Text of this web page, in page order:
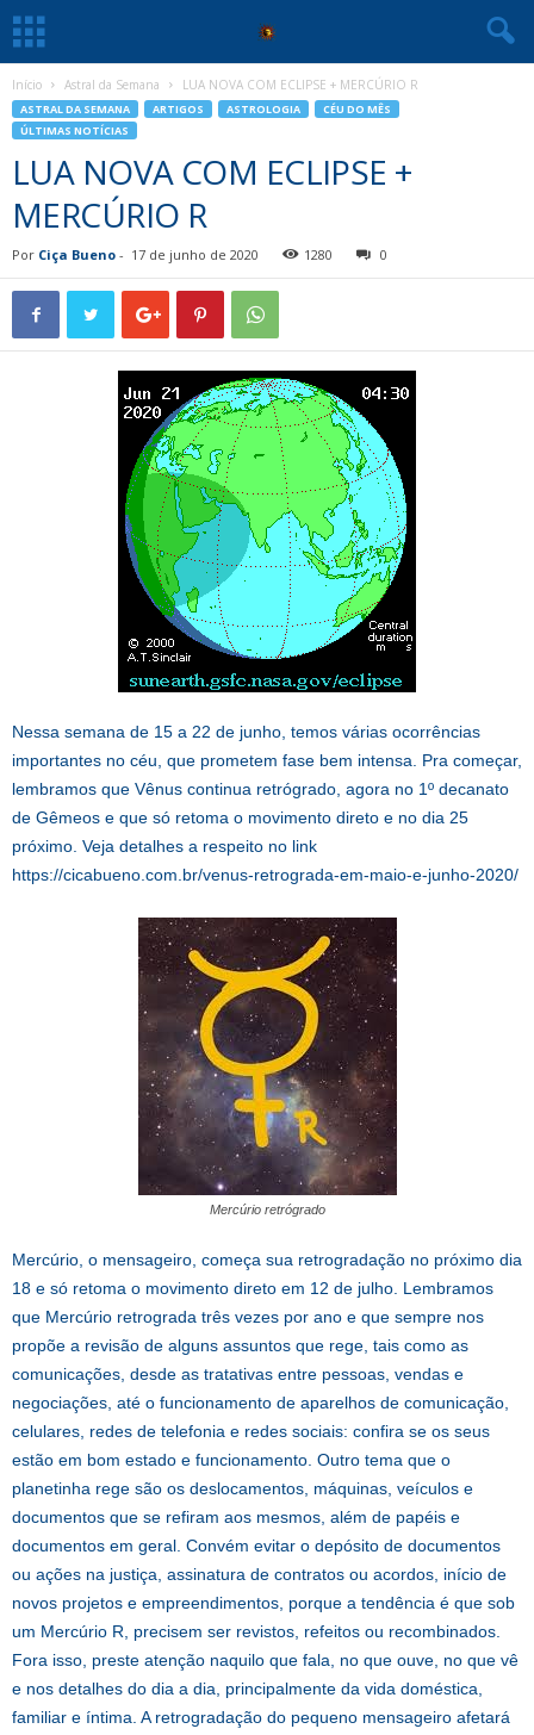
Início Astral da Semana LUA NOVA COM ECLIPSE + MERCÚRIO R
ASTRAL DA SEMANA ARTIGOS ASTROLOGIA
CÉU DO MÊS
ÚLTIMAS NOTÍCIAS
LUA NOVA COM ECLIPSE +
MERCÚRIO R
Por Ciça Bueno - 17 de junho de 2020 1280 0
Nessa semana de 15 a 22 de junho, temos várias ocorrências
importantes no céu, que prometem fase bem intensa. Pra começar,
lembramos que Vênus continua retrógrado, agora no 1º decanato
de Gêmeos e que só retoma o movimento direto e no dia 25
próximo. Veja detalhes a respeito no link
https://cicabueno.com.br/venus-retrograda-em-maio-e-junho-2020/
Mercúrio retrógrado
Mercúrio, o mensageiro, começa sua retrogradação no próximo dia
18 e só retoma o movimento direto em 12 de julho. Lembramos
que Mercúrio retrograda três vezes por ano e que sempre nos
propõe a revisão de alguns assuntos que rege, tais como as
comunicações, desde as tratativas entre pessoas, vendas e
negociações, até o funcionamento de aparelhos de comunicação,
celulares, redes de telefonia e redes sociais: confira se os seus
estão em bom estado e funcionamento. Outro tema que o
planetinha rege são os deslocamentos, máquinas, veículos e
documentos que se refiram aos mesmos, além de papéis e
documentos em geral. Convém evitar o depósito de documentos
ou ações na justiça, assinatura de contratos ou acordos, início de
novos projetos e empreendimentos, porque a tendência é que sob
um Mercúrio R, precisem ser revistos, refeitos ou recombinados.
Fora isso, preste atenção naquilo que fala, no que ouve, no que vê
e nos detalhes do dia a dia, principalmente da vida doméstica,
familiar e íntima. A retrogradação do pequeno mensageiro afetará